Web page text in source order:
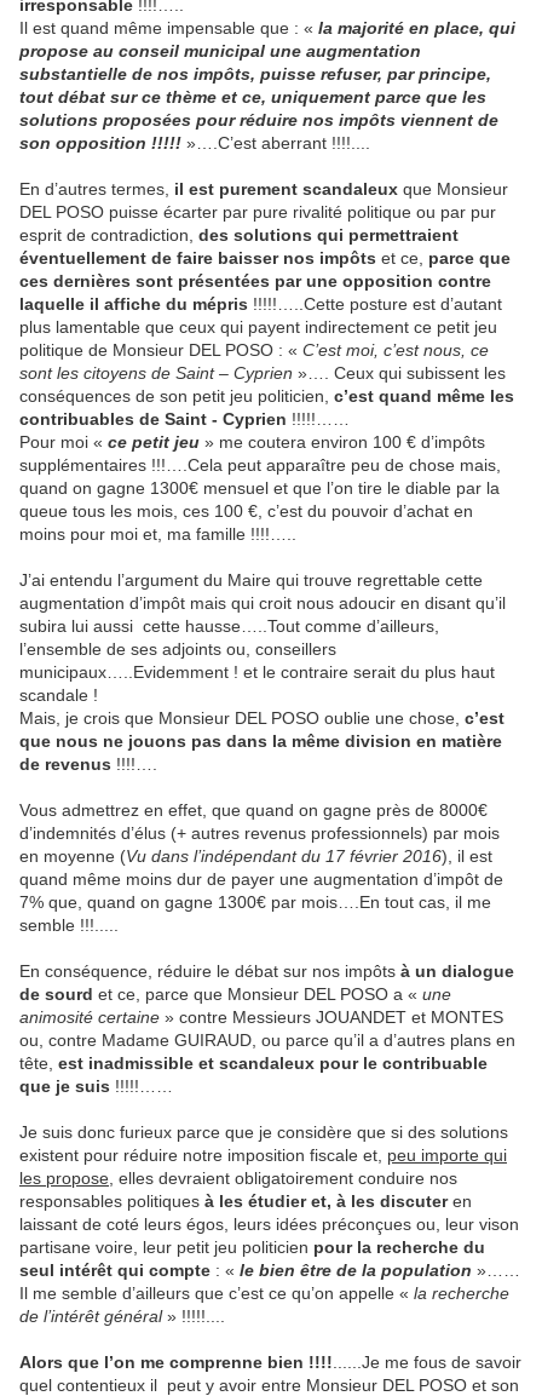
irresponsable !!!!…..
Il est quand même impensable que : « la majorité en place, qui
propose au conseil municipal une augmentation
substantielle de nos impôts, puisse refuser, par principe,
tout débat sur ce thème et ce, uniquement parce que les
solutions proposées pour réduire nos impôts viennent de
son opposition !!!!! »….C’est aberrant !!!!....
En d’autres termes, il est purement scandaleux que Monsieur
DEL POSO puisse écarter par pure rivalité politique ou par pur
esprit de contradiction, des solutions qui permettraient
éventuellement de faire baisser nos impôts et ce, parce que
ces dernières sont présentées par une opposition contre
laquelle il affiche du mépris !!!!!…..Cette posture est d’autant
plus lamentable que ceux qui payent indirectement ce petit jeu
politique de Monsieur DEL POSO : « C’est moi, c’est nous, ce
sont les citoyens de Saint – Cyprien »…. Ceux qui subissent les
conséquences de son petit jeu politicien, c’est quand même les
contribuables de Saint - Cyprien !!!!!……
Pour moi « ce petit jeu » me coutera environ 100 € d’impôts
supplémentaires !!!….Cela peut apparaître peu de chose mais,
quand on gagne 1300€ mensuel et que l’on tire le diable par la
queue tous les mois, ces 100 €, c’est du pouvoir d’achat en
moins pour moi et, ma famille !!!!…..
J’ai entendu l’argument du Maire qui trouve regrettable cette
augmentation d’impôt mais qui croit nous adoucir en disant qu’il
subira lui aussi cette hausse…..Tout comme d’ailleurs,
l’ensemble de ses adjoints ou, conseillers
municipaux…..Evidemment ! et le contraire serait du plus haut
scandale !
Mais, je crois que Monsieur DEL POSO oublie une chose, c’est
que nous ne jouons pas dans la même division en matière
de revenus !!!!….
Vous admettrez en effet, que quand on gagne près de 8000€
d’indemnités d’élus (+ autres revenus professionnels) par mois
en moyenne (Vu dans l’indépendant du 17 février 2016), il est
quand même moins dur de payer une augmentation d’impôt de
7% que, quand on gagne 1300€ par mois….En tout cas, il me
semble !!!.....
En conséquence, réduire le débat sur nos impôts à un dialogue
de sourd et ce, parce que Monsieur DEL POSO a « une
animosité certaine » contre Messieurs JOUANDET et MONTES
ou, contre Madame GUIRAUD, ou parce qu’il a d’autres plans en
tête, est inadmissible et scandaleux pour le contribuable
que je suis !!!!!……
Je suis donc furieux parce que je considère que si des solutions
existent pour réduire notre imposition fiscale et, peu importe qui
les propose , elles devraient obligatoirement conduire nos
responsables politiques à les étudier et, à les discuteren
laissant de coté leurs égos, leurs idées préconçues ou, leur vison
partisane voire, leur petit jeu politicien pour la recherche du
seul intérêt qui compte : « le bien être de la population »……
Il me semble d’ailleurs que c’est ce qu’on appelle « la recherche
de l’intérêt général» !!!!!....
Alors que l’on me comprenne bien !!!! ......Je me fous de savoir
quel contentieux il peut y avoir entre Monsieur DEL POSO et son